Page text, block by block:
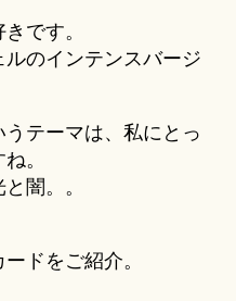
です。
のインテンスバージ
テーマは、私にとっ
。
闇。。
ドをご紹介。